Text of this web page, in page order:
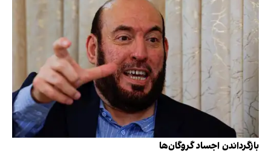
بازگرداندن اجساد گروگان‌ها